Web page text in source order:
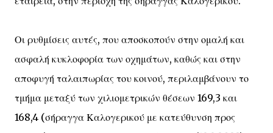
Οι ρυθμίσεις αυτές, που αποσκοπούν στην ομαλή και
ασφαλή κυκλοφορία των οχημάτων, καθώς και στην
αποφυγή ταλαιπωρίας του κοινού, περιλαμβάνουν το
τμήμα μεταξύ των χιλιομετρικών θέσεων 169,3 και
168,4 (σήραγγα Καλογερικού με κατεύθυνση προς